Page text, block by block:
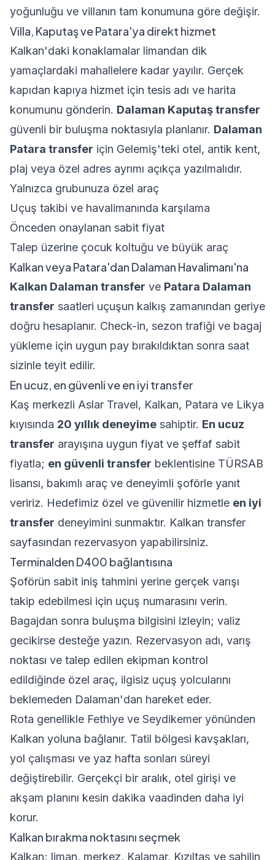
yoğunluğu ve villanın tam konumuna göre değişir.
Villa, Kaputaş ve Patara'ya direkt hizmet
Kalkan'daki konaklamalar limandan dik
yamaçlardaki mahallelere kadar yayılır. Gerçek
kapıdan kapıya hizmet için tesis adı ve harita
konumunu gönderin. Dalaman Kaputaş transfer
güvenli bir buluşma noktasıyla planlanır. Dalaman
Patara transfer için Gelemiş'teki otel, antik kent,
plaj veya özel adres ayrımı açıkça yazılmalıdır.
Yalnızca grubunuza özel araç
Uçuş takibi ve havalimanında karşılama
Önceden onaylanan sabit fiyat
Talep üzerine çocuk koltuğu ve büyük araç
Kalkan veya Patara'dan Dalaman Havalimanı'na
Kalkan Dalaman transfer ve Patara Dalaman
transfer saatleri uçuşun kalkış zamanından geriye
doğru hesaplanır. Check-in, sezon trafiği ve bagaj
yükleme için uygun pay bırakıldıktan sonra saat
sizinle teyit edilir.
En ucuz, en güvenli ve en iyi transfer
Kaş merkezli Aslar Travel, Kalkan, Patara ve Likya
kıyısında 20 yıllık deneyime sahiptir. En ucuz
transfer arayışına uygun fiyat ve şeffaf sabit
fiyatla; en güvenli transfer beklentisine TÜRSAB
lisansı, bakımlı araç ve deneyimli şoförle yanıt
veririz. Hedefimiz özel ve güvenilir hizmetle en iyi
transfer deneyimini sunmaktır. Kalkan transfer
sayfasından rezervasyon yapabilirsiniz.
Terminalden D400 bağlantısına
Şoförün sabit iniş tahmini yerine gerçek varışı
takip edebilmesi için uçuş numarasını verin.
Bagajdan sonra buluşma bilgisini izleyin; valiz
gecikirse desteğe yazın. Rezervasyon adı, varış
noktası ve talep edilen ekipman kontrol
edildiğinde özel araç, ilgisiz uçuş yolcularını
beklemeden Dalaman'dan hareket eder.
Rota genellikle Fethiye ve Seydikemer yönünden
Kalkan yoluna bağlanır. Tatil bölgesi kavşakları,
yol çalışması ve yaz hafta sonları süreyi
değiştirebilir. Gerçekçi bir aralık, otel girişi ve
akşam planını kesin dakika vaadinden daha iyi
korur.
Kalkan bırakma noktasını seçmek
Kalkan; liman, merkez, Kalamar, Kızıltaş ve sahilin